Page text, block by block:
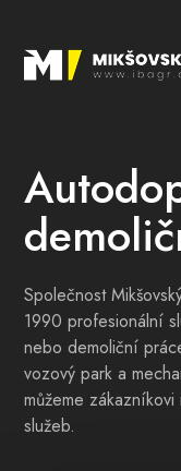
Společnost
1990 profesionální
nebo demoliční
vozový park a
můžeme
služeb.